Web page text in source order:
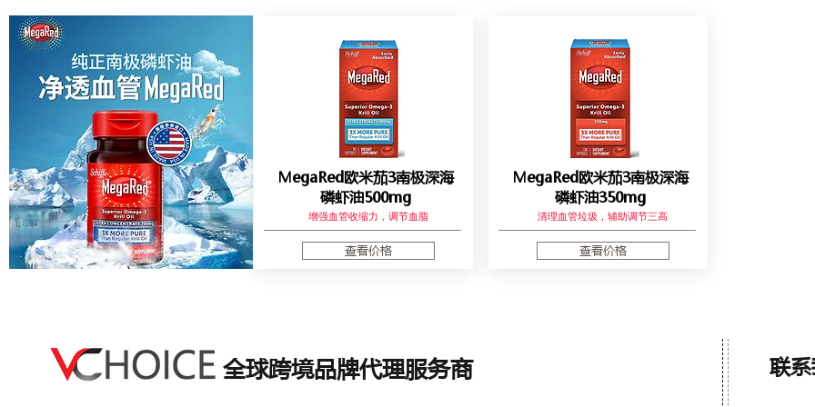
MegaRed欧米茄3南极深海
磷虾油500mg
增强血管收缩力，调节血脂
查看价格
MegaRed欧米茄3南极深海
磷虾油350mg
清理血管垃圾，辅助调节三高
查看价格
全球跨境品牌代理服务商 联
全球跨境品牌代理服务商 联